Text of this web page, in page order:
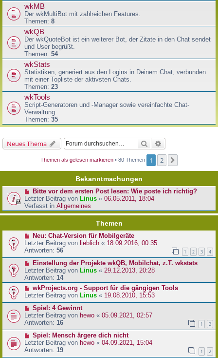
wkMB
Der wkMultiBot mit zahlreichen Features.
Themen: 8
wkQB
Der wkQuoteBot ist ein weiterer Bot, der Zitate in den Chat sendet
und User begrüßt.
Themen: 54
wkStats
Statistiken, generiert aus den Logins in Deinem Chat, verbunden
mit einer Topliste der aktivsten Chats.
Themen: 23
wkTools
Script-Generatoren und -Manager sowie vereinfachte Chat-
Verwaltung.
Themen: 35
Neues Thema Suche
Themen als gelesen markieren • 80 Themen 1 2
Bekanntmachungen
Bitte vor dem ersten Post lesen: Wie poste ich richtig?
Letzter Beitrag von Linus « 06.05.2011, 18:04
Verfasst in Allgemeines
Themen
Neu: Chat-Version für Mobilgeräte
Letzter Beitrag von lieblich « 18.09.2016, 00:35
Antworten: 56 1 2 3 4
Einstellung der Projekte wkQB, Mobilchat, z.T. wkstats
Letzter Beitrag von Linus « 29.12.2013, 20:28
Antworten: 14
wkProjects.org - Support für die gängigen Tools
Letzter Beitrag von Linus « 19.08.2010, 15:53
Spiel: 4 Gewinnt
Letzter Beitrag von hewo « 05.09.2021, 02:57
Antworten: 16 1 2
Spiel: Mensch ärgere dich nicht
Letzter Beitrag von hewo « 04.09.2021, 15:04
Antworten: 19 1 2